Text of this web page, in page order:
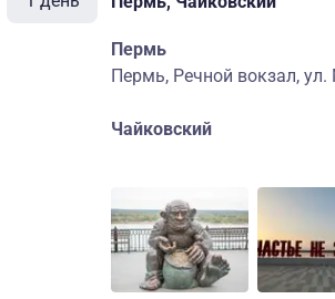
Пермь
Пермь, Речной вокзал,
Чайковский